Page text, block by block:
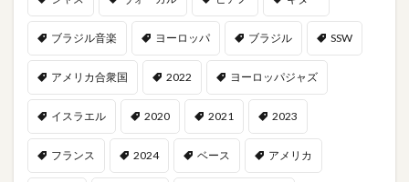
ブラジル音楽 ヨーロッパ ブラジル SSW
アメリカ合衆国 2022 ヨーロッパジャズ
イスラエル 2020 2021 2023
フランス 2024 ベース アメリカ